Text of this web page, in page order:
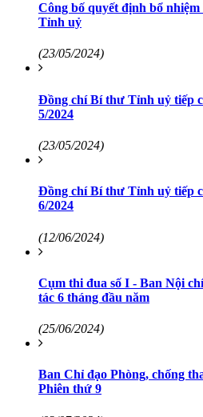
Công bố quyết định bổ
Tỉnh uỷ
(23/05/2024)
Đồng chí Bí thư Tỉnh uỷ tiếp
5/2024
(23/05/2024)
Đồng chí Bí thư Tỉnh uỷ tiếp
6/2024
(12/06/2024)
Cụm thi đua số I - Ban Nội
tác 6 tháng đầu năm
(25/06/2024)
Ban Chỉ đạo Phòng, chống
Phiên thứ 9